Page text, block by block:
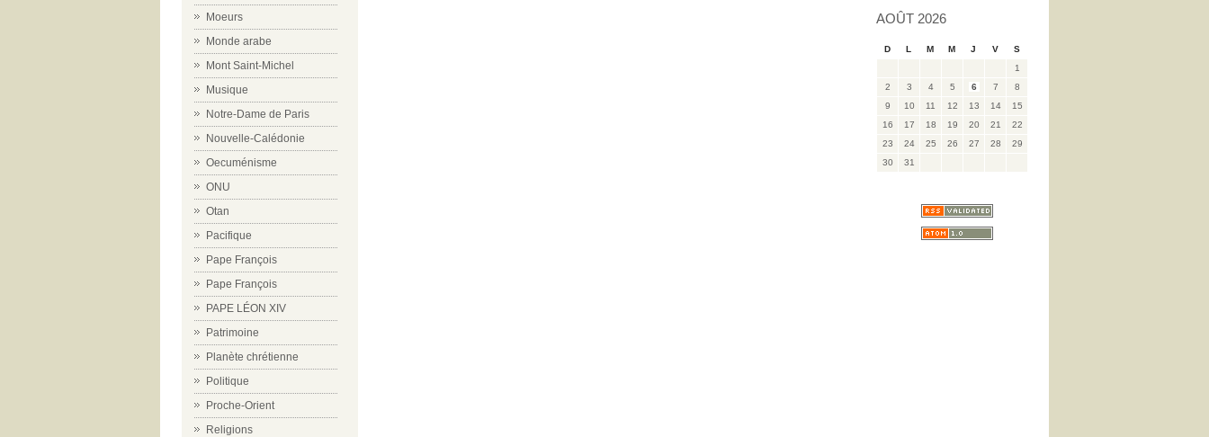
Moeurs
Monde arabe
Mont Saint-Michel
Musique
Notre-Dame de Paris
Nouvelle-Calédonie
Oecuménisme
ONU
Otan
Pacifique
Pape François
Pape François
PAPE LÉON XIV
Patrimoine
Planète chrétienne
Politique
Proche-Orient
Religions
AOÛT 2026
D L M M J V
S
1
2
3 4 5 6 7
8
9
10 11 12 13 14
15
16
17 18 19 20 21
22
23
24 25 26 27 28
29
30
31